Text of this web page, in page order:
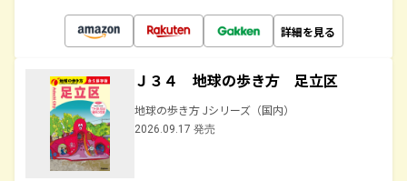
詳細を見る
Ｊ３４ 地球の歩き方 足立区
地球の歩き方 Jシリーズ（国内）
2026.09.17 発売